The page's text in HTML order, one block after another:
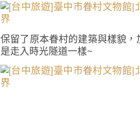
保留了原本眷村的建築與樣貌
是走入時光隧道一樣~